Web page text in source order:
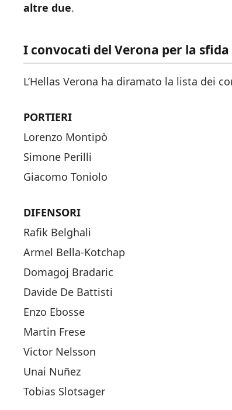
altre due.
I convocati del Verona per la
L’Hellas Verona ha diramato la lista dei
PORTIERI
Lorenzo Montipò
Simone Perilli
Giacomo Toniolo
DIFENSORI
Rafik Belghali
Armel Bella-Kotchap
Domagoj Bradaric
Davide De Battisti
Enzo Ebosse
Martin Frese
Victor Nelsson
Unai Nuñez
Tobias Slotsager